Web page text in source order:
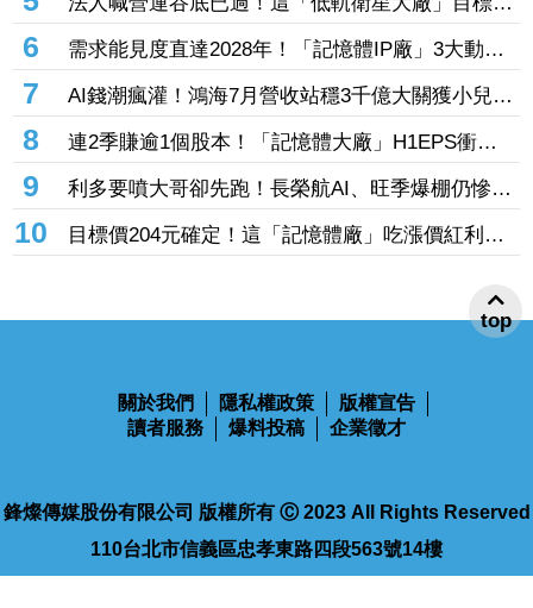
衝1560元 下半年出貨回溫、營收估成長20%
6
需求能見度直達2028年！「記憶體IP廠」3大動能
齊發 目標價衝上1430元
7
AI錢潮瘋灌！鴻海7月營收站穩3千億大關獲小兒狂
投逾7萬張居冠 「這檔」單月營收首跨9千億、法
說前夕吸買氣
8
連2季賺逾1個股本！「記憶體大廠」H1EPS衝
20.87元 股價卻殺至跌停鎖死
9
利多要噴大哥卻先跑！長榮航AI、旺季爆棚仍慘冠
賣超王 「這檔鋼鐵」７月營收年增46%也不被買
單
10
目標價204元確定！這「記憶體廠」吃漲價紅利、
Q2毛利率衝70% 全年營運看旺
關於我們 隱私權政策
版權宣告
讀者服務
爆料投稿 企業徵才
鋒燦傳媒股份有限公司 版權所有 Ⓒ 2023 All Rights Reserved
110台北市信義區忠孝東路四段563號14樓
top